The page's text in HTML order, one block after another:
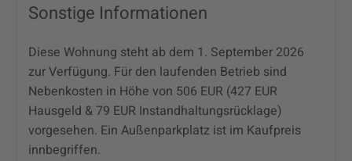
Sonstige Informationen
Diese Wohnung steht ab dem 1. September 2026
zur Verfügung. Für den laufenden Betrieb sind
Nebenkosten in Höhe von 506 EUR (427 EUR
Hausgeld & 79 EUR Instandhaltungsrücklage)
vorgesehen. Ein Außenparkplatz ist im Kaufpreis
innbegriffen.